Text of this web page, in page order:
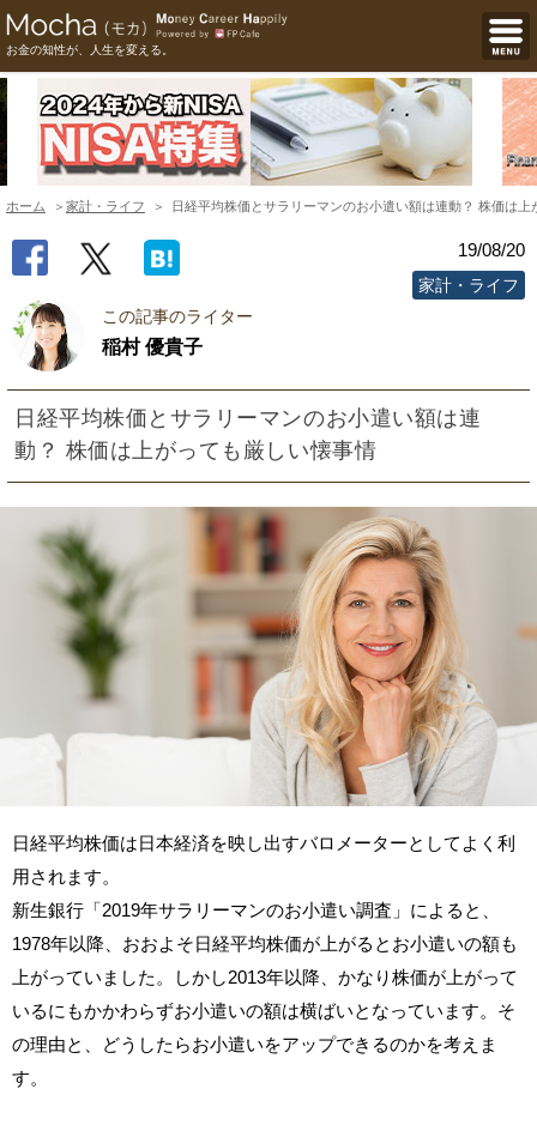
お金の知性が、人生を変える。
ホーム 家計・ライフ 日経平均株価とサラリーマンのお小遣い額は連動？ 株価は上
19/08/20
家計・ライフ
この記事のライター
稲村 優貴子
日経平均株価とサラリーマンのお小遣い額は連
動？ 株価は上がっても厳しい懐事情
日経平均株価は日本経済を映し出すバロメーターとしてよく利
用されます。
新生銀行「2019年サラリーマンのお小遣い調査」によると、
1978年以降、おおよそ日経平均株価が上がるとお小遣いの額も
上がっていました。しかし2013年以降、かなり株価が上がって
いるにもかかわらずお小遣いの額は横ばいとなっています。そ
の理由と、どうしたらお小遣いをアップできるのかを考えま
す。